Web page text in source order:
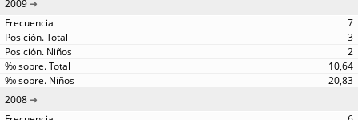
2009
7
3
2
10,64
20,83
2008